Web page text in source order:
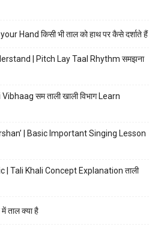
Hand किसी भी ताल को हाथ पर कैसे दर्शाते हैं
| Pitch Lay Taal Rhythm समझना
सम ताली खाली विभाग Learn
| Basic Important Singing Lesson
| Tali Khali Concept Explanation ताली
ताल क्या है